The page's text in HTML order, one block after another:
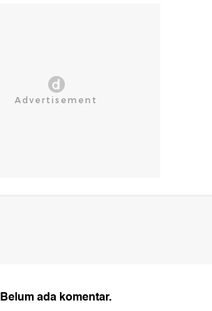
Belum ada komentar.